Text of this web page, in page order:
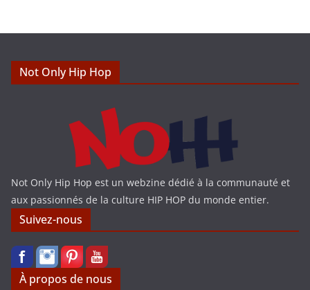
Not Only Hip Hop
Not Only Hip Hop est un webzine dédié à la communauté et
aux passionnés de la culture HIP HOP du monde entier.
Suivez-nous
À propos de nous